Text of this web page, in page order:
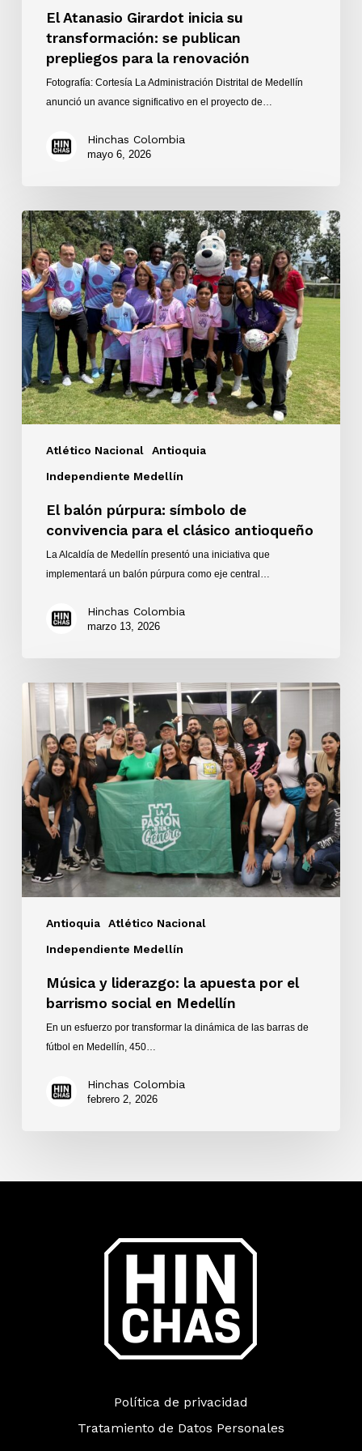
El Atanasio Girardot inicia su
transformación: se publican
prepliegos para la renovación
Fotografía: Cortesía La Administración Distrital de Medellín
anunció un avance significativo en el proyecto de…
Hinchas Colombia
mayo 6, 2026
Atlético Nacional
Antioquia
Independiente Medellín
El
balón
púrpura:
símbolo
de
convivencia
para
el
clásico
antioqueño
El balón púrpura: símbolo de
convivencia para el clásico antioqueño
La Alcaldía de Medellín presentó una iniciativa que
implementará un balón púrpura como eje central…
Hinchas Colombia
marzo 13, 2026
Antioquia
Atlético Nacional
Independiente Medellín
Música
liderazgo:
apuesta
por
el
barrismo
social
en
Medellín
Música y liderazgo: la apuesta por el
barrismo social en Medellín
En un esfuerzo por transformar la dinámica de las barras de
fútbol en Medellín, 450…
Hinchas Colombia
febrero 2, 2026
Política de privacidad
Tratamiento de Datos Personales